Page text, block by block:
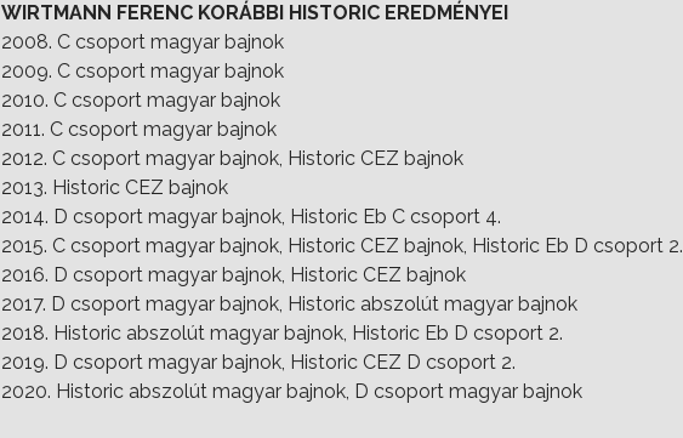
WIRTMANN FERENC KORÁBBI HISTORIC EREDMÉNYEI
2008. C csoport magyar bajnok
2009. C csoport magyar bajnok
2010. C csoport magyar bajnok
2011. C csoport magyar bajnok
2012. C csoport magyar bajnok, Historic CEZ bajnok
2013. Historic CEZ bajnok
2014. D csoport magyar bajnok, Historic Eb C csoport 4.
2015. C csoport magyar bajnok, Historic CEZ bajnok, Historic Eb D csoport 2.
2016. D csoport magyar bajnok, Historic CEZ bajnok
2017. D csoport magyar bajnok, Historic abszolút magyar bajnok
2018. Historic abszolút magyar bajnok, Historic Eb D csoport 2.
2019. D csoport magyar bajnok, Historic CEZ D csoport 2.
2020. Historic abszolút magyar bajnok, D csoport magyar bajnok